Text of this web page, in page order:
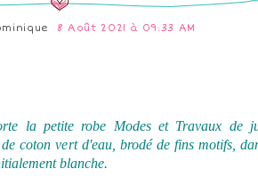
8 Août 2021 à 09:33 AM
la petite robe Modes et Travaux de
coton vert d'eau, brodé de fins motifs,
blanche.